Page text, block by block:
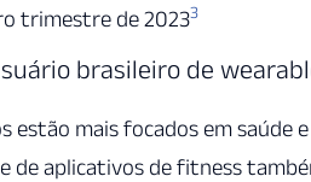
trimestre de 20233
brasileiro de
estão mais focados em saúde
de aplicativos de fitness